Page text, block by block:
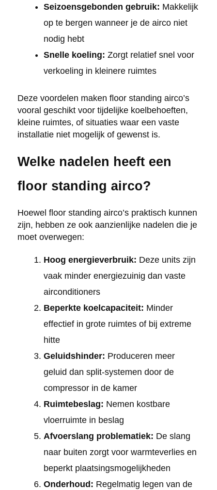
Seizoensgebonden gebruik: Makkelijk
op te bergen wanneer je de airco niet
nodig hebt
Snelle koeling: Zorgt relatief snel voor
verkoeling in kleinere ruimtes
Deze voordelen maken floor standing airco’s
vooral geschikt voor tijdelijke koelbehoeften,
kleine ruimtes, of situaties waar een vaste
installatie niet mogelijk of gewenst is.
Welke nadelen heeft een
floor standing airco?
Hoewel floor standing airco’s praktisch kunnen
zijn, hebben ze ook aanzienlijke nadelen die je
moet overwegen:
Hoog energieverbruik: Deze units zijn
vaak minder energiezuinig dan vaste
airconditioners
Beperkte koelcapaciteit: Minder
effectief in grote ruimtes of bij extreme
hitte
Geluidshinder: Produceren meer
geluid dan split-systemen door de
compressor in de kamer
Ruimtebeslag: Nemen kostbare
vloerruimte in beslag
Afvoerslang problematiek: De slang
naar buiten zorgt voor warmteverlies en
beperkt plaatsingsmogelijkheden
Onderhoud: Regelmatig legen van de